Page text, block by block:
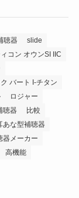
聴器
slide
コン オウンSI IIC
バート I-チタン
ロジャー
聴器
比較
あな型補聴器
器メーカー
高機能